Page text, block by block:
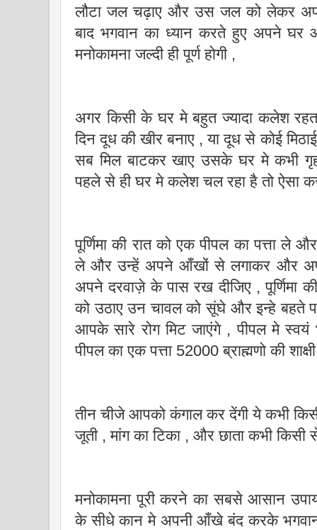
लौटा जल चढ़ाए और उस जल को लेकर
बाद भगवान का ध्यान करते हुए अपने
मनोकामना जल्दी ही पूर्ण होगी ,
अगर किसी के घर मे बहुत ज्यादा कलेश रहता
दिन दूध की खीर बनाए , या दूध से कोई
सब मिल बाटकर खाए उसके घर मे कभी
पहले से ही घर मे कलेश चल रहा है तो ऐसा
पूर्णिमा की रात को एक पीपल का पत्ता
ले और उन्हें अपने आँखों से लगाकर और
अपने दरवाज़े के पास रख दीजिए , पूर्णिमा
को उठाए उन चावल को सूंघे और इन्हे बहते
आपके सारे रोग मिट जाएंगे , पीपल मे स्वयं
पीपल का एक पत्ता 52000 ब्राह्मणो की
तीन चीजे आपको कंगाल कर देंगी ये कभी
जूती , मांग का टिका , और छाता कभी
मनोकामना पूरी करने का सबसे आसान
के सीधे कान मे अपनी आँखे बंद करके भगवान